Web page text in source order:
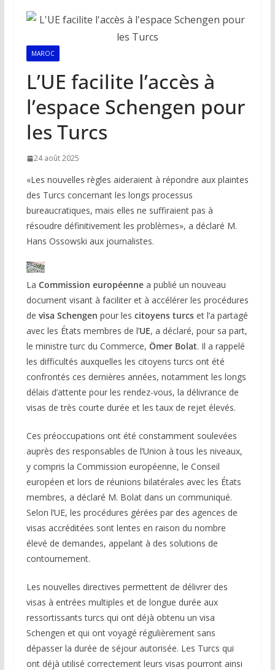
MAROC
L’UE facilite l’accès à
l’espace Schengen pour
les Turcs
24 août 2025
«Les nouvelles règles aideraient à répondre aux plaintes
des Turcs concernant les longs processus
bureaucratiques, mais elles ne suffiraient pas à
résoudre définitivement les problèmes», a déclaré M.
Hans Ossowski aux journalistes.
La Commission européennea publié un nouveau
document visant à faciliter et à accélérer les procédures
de visa Schengen pour les citoyens turcset l’a partagé
avec les États membres de l’UE, a déclaré, pour sa part,
le ministre turc du Commerce, Ömer Bolat. Il a rappelé
les difficultés auxquelles les citoyens turcs ont été
confrontés ces dernières années, notamment les longs
délais d’attente pour les rendez-vous, la délivrance de
visas de très courte durée et les taux de rejet élevés.
Ces préoccupations ont été constamment soulevées
auprès des responsables de l’Union à tous les niveaux,
y compris la Commission européenne, le Conseil
européen et lors de réunions bilatérales avec les États
membres, a déclaré M. Bolat dans un communiqué.
Selon l’UE, les procédures gérées par des agences de
visas accréditées sont lentes en raison du nombre
élevé de demandes, appelant à des solutions de
contournement.
Les nouvelles directives permettent de délivrer des
visas à entrées multiples et de longue durée aux
ressortissants turcs qui ont déjà obtenu un visa
Schengen et qui ont voyagé régulièrement sans
dépasser la durée de séjour autorisée. Les Turcs qui
ont déjà utilisé correctement leurs visas pourront ainsi